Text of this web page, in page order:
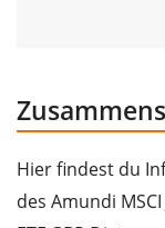
Hier findest du
des Amundi